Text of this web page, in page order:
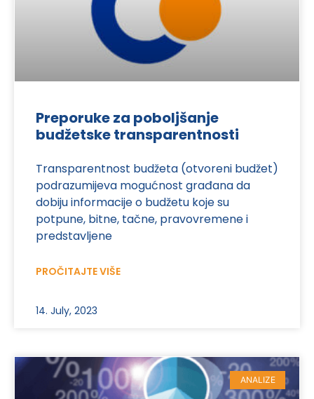
Preporuke za poboljšanje
budžetske transparentnosti
Transparentnost budžeta (otvoreni budžet)
podrazumijeva mogućnost građana da
dobiju informacije o budžetu koje su
potpune, bitne, tačne, pravovremene i
predstavljene
PROČITAJTE VIŠE
14. July, 2023
ANALIZE